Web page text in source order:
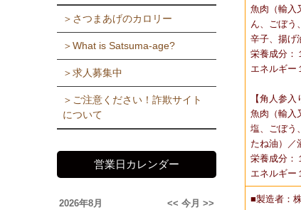
＞さつまあげのカロリー
＞What is Satsuma-age?
＞求人募集中
＞ご注意ください！詐欺サイト
について
営業日カレンダー
2026年8月 >>
今月
<<
魚肉（輸入
ん、ごぼう
辛子、揚げ
栄養成分：
エネルギ
【角人参入
魚肉（輸入
塩、ごぼう
たね油）／
栄養成分：
エネルギ
■製造者：